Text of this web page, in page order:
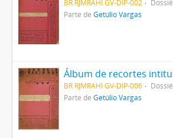
BR RJMRAHI GV-DIP-002 Dossiê
Parte deGetúlio Vargas
BR RJMRAHI GV-DIP-006 Dossiê
Parte deGetúlio Vargas